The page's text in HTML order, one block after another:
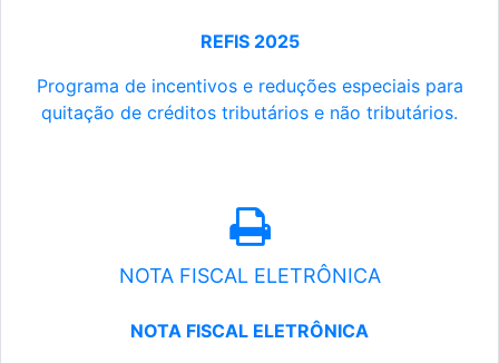
REFIS 2025
Programa de incentivos e reduções especiais para
quitação de créditos tributários e não tributários.
NOTA FISCAL ELETRÔNICA
NOTA FISCAL ELETRÔNICA